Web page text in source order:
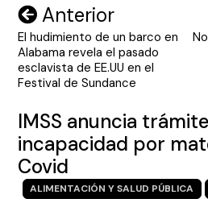
Navegación
de
entradas
Anterior
El hudimiento de un barco en
Alabama revela el pasado
esclavista de EE.UU en el
Festival de Sundance
IMSS anuncia
incapacidad por
Covid
ALIMENTACIÓN Y SALUD PÚBLICA